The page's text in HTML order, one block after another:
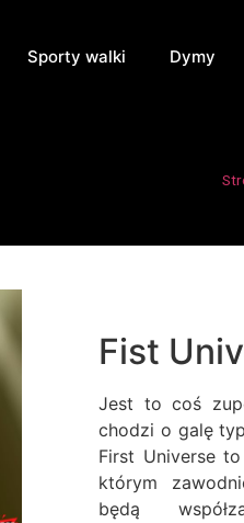
Sporty walki Dymy
Fist
Jest to coś
chodzi o galę
First Universe
którym
będą